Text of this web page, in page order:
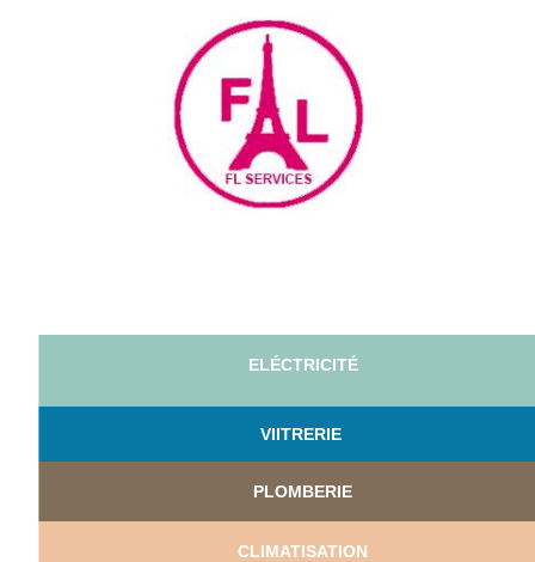
ELÉCTRICITÉ
VIITRERIE
PLOMBERIE
CLIMATISATION